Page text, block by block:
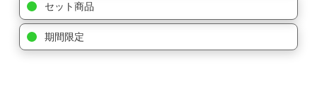
セット商品
期間限定